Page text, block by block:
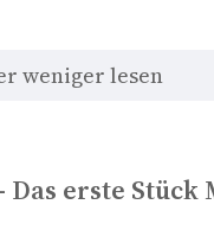
weniger lesen
Das erste Stück